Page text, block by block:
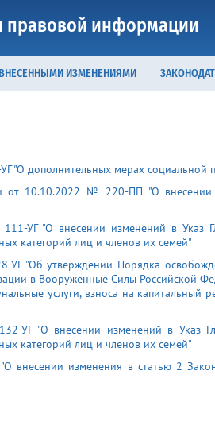
правовой информации
ИЗМЕНЕНИЯМИ
"О дополнительных мерах
от 10.10.2022 № 220-ПП "О
УГ "О внесении изменений в Указ
категорий лиц и членов их семей"
"Об утверждении Порядка
в Вооруженные Силы Российской
услуги, взноса на
УГ "О внесении изменений в Указ
категорий лиц и членов их семей"
изменения в статью 2